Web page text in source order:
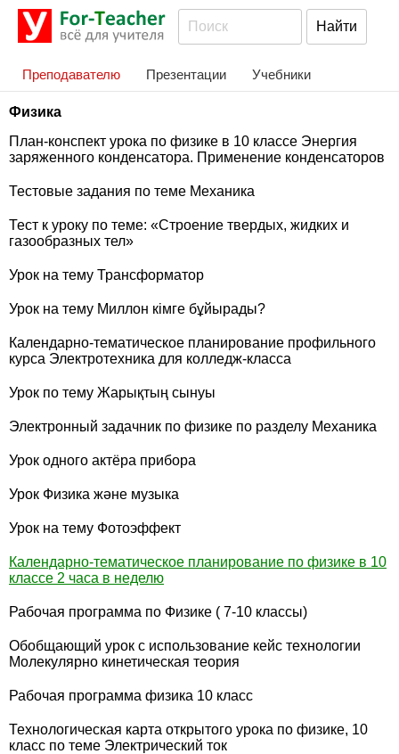
Преподавателю Презентации Учебники
Физика
План-конспект урока по физике в 10 классе Энергия
заряженного конденсатора. Применение конденсаторов
Тестовые задания по теме Механика
Тест к уроку по теме: «Строение твердых, жидких и
газообразных тел»
Урок на тему Трансформатор
Урок на тему Миллон кімге бұйырады?
Календарно-тематическое планирование профильного
курса Электротехника для колледж-класса
Урок по тему Жарықтың сынуы
Электронный задачник по физике по разделу Механика
Урок одного актёра прибора
Урок Физика және музыка
Урок на тему Фотоэффект
Календарно-тематическое планирование по физике в 10
классе 2 часа в неделю
Рабочая программа по Физике ( 7-10 классы)
Обобщающий урок с использование кейс технологии
Молекулярно кинетическая теория
Рабочая программа физика 10 класс
Технологическая карта открытого урока по физике, 10
класс по теме Электрический ток